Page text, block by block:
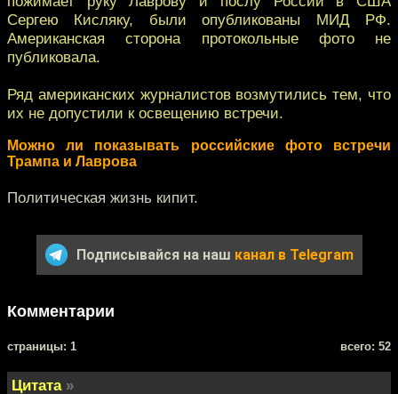
Сергею Кисляку, были опубликованы МИД РФ.
Американская сторона протокольные фото не
публиковала.
Ряд американских журналистов возмутились тем, что
их не допустили к освещению встречи.
Можно ли показывать российские фото встречи
Трампа и Лаврова
Политическая жизнь кипит.
Подписывайся на наш канал в Telegram
Комментарии
cтраницы: 1 всего: 52
Цитата »